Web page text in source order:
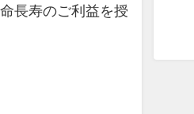
長寿のご利益を授